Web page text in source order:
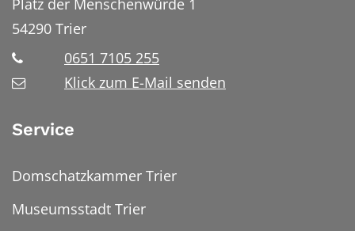
Platz der Menschenwürde 1
54290 Trier
0651 7105 255
Klick zum E-Mail senden
Service
Domschatzkammer Trier
Museumsstadt Trier